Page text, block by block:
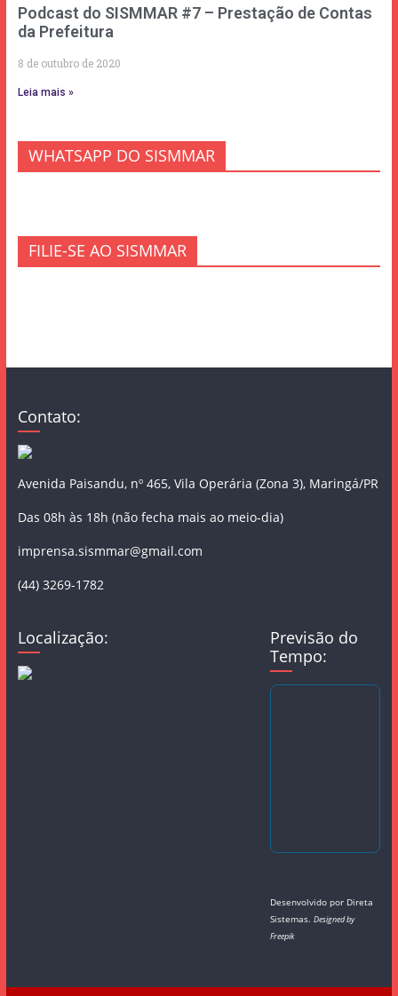
Podcast do SISMMAR #7 – Prestação de Contas
da Prefeitura
8 de outubro de 2020
Leia mais »
WHATSAPP DO SISMMAR
FILIE-SE AO SISMMAR
Contato:
Avenida Paisandu, nº 465, Vila Operária (Zona 3), Maringá/PR
Das 08h às 18h (não fecha mais ao meio-dia)
imprensa.sismmar@gmail.com
(44) 3269-1782
Localização:
Previsão do
Tempo:
Desenvolvido por Direta
Sistemas.Designed by
Freepik